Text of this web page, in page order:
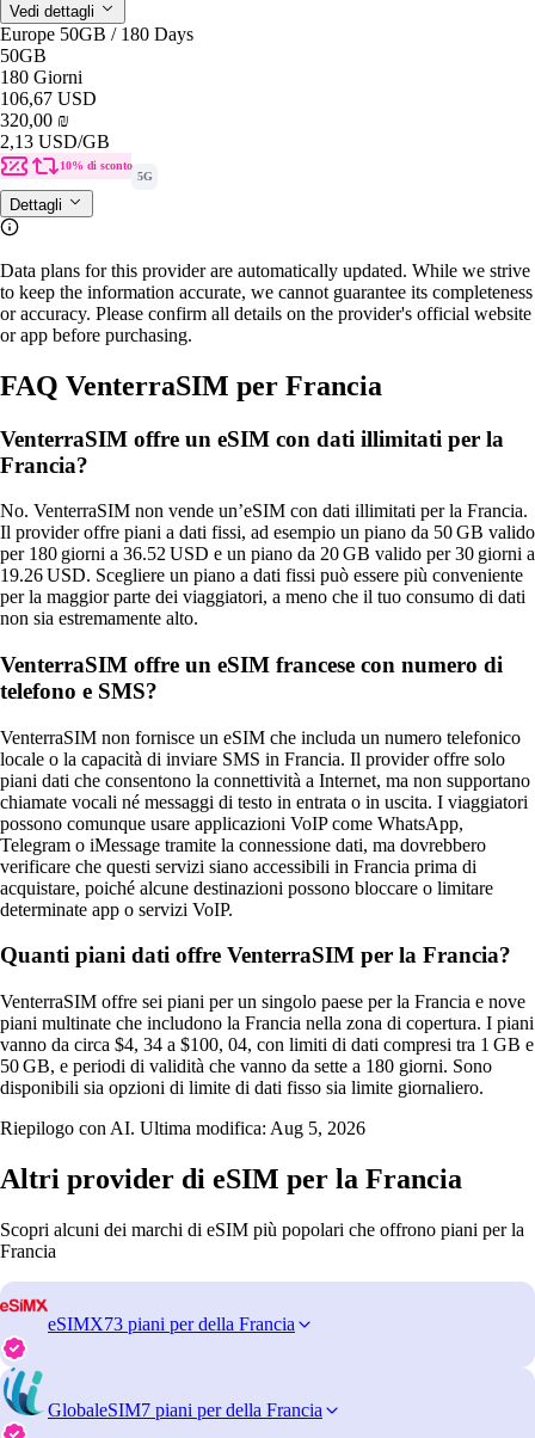
Vedi dettagli
Europe 50GB / 180 Days
50GB
180 Giorni
106,67 USD
320,00 ₪
2,13 USD/GB
10% di sconto
5G
Dettagli
Data plans for this provider are automatically updated. While we strive
to keep the information accurate, we cannot guarantee its completeness
or accuracy. Please confirm all details on the provider's official website
or app before purchasing.
FAQ VenterraSIM per Francia
VenterraSIM offre un eSIM con dati illimitati per la
Francia?
No. VenterraSIM non vende un’eSIM con dati illimitati per la Francia.
Il provider offre piani a dati fissi, ad esempio un piano da 50 GB valido
per 180 giorni a 36.52 USD e un piano da 20 GB valido per 30 giorni a
19.26 USD. Scegliere un piano a dati fissi può essere più conveniente
per la maggior parte dei viaggiatori, a meno che il tuo consumo di dati
non sia estremamente alto.
VenterraSIM offre un eSIM francese con numero di
telefono e SMS?
VenterraSIM non fornisce un eSIM che includa un numero telefonico
locale o la capacità di inviare SMS in Francia. Il provider offre solo
piani dati che consentono la connettività a Internet, ma non supportano
chiamate vocali né messaggi di testo in entrata o in uscita. I viaggiatori
possono comunque usare applicazioni VoIP come WhatsApp,
Telegram o iMessage tramite la connessione dati, ma dovrebbero
verificare che questi servizi siano accessibili in Francia prima di
acquistare, poiché alcune destinazioni possono bloccare o limitare
determinate app o servizi VoIP.
Quanti piani dati offre VenterraSIM per la Francia?
VenterraSIM offre sei piani per un singolo paese per la Francia e nove
piani multinate che includono la Francia nella zona di copertura. I piani
vanno da circa $4, 34 a $100, 04, con limiti di dati compresi tra 1 GB e
50 GB, e periodi di validità che vanno da sette a 180 giorni. Sono
disponibili sia opzioni di limite di dati fisso sia limite giornaliero.
Riepilogo con AI. Ultima modifica: Aug 5, 2026
Altri provider di eSIM per la Francia
Scopri alcuni dei marchi di eSIM più popolari che offrono piani per la
Francia
eSIMX73 piani per della Francia
GlobaleSIM7 piani per della Francia